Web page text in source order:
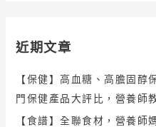
近期文章
【保健】高血糖、高膽固
門保健產品大評比，營養師
【食譜】全聯食材，營養師